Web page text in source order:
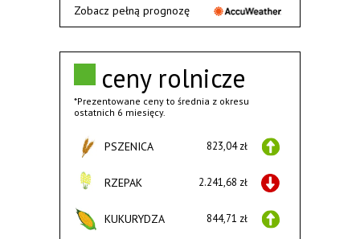
ceny rolnicze
*Prezentowane ceny to średnia z okresu
ostatnich 6 miesięcy.
PSZENICA 823,04 zł
RZEPAK 2.241,68 zł
KUKURYDZA 844,71 zł
Zobacz pełną prognozę